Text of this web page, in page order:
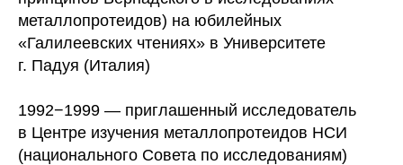
металлопротеидов) на юбилейных
«Галилеевских чтениях» в Университете
г. Падуя (Италия)
1992−1999 — приглашенный исследователь
в Центре изучения металлопротеидов НСИ
(национального Совета по исследованиям)